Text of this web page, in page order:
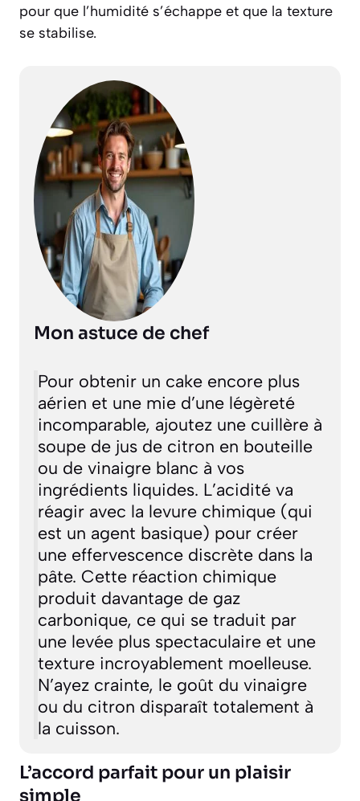
pour que l’humidité s’échappe et que la texture
se stabilise.
Mon astuce de chef
Pour obtenir un cake encore plus
aérien et une mie d’une légèreté
incomparable, ajoutez une cuillère à
soupe de jus de citron en bouteille
ou de vinaigre blanc à vos
ingrédients liquides. L’acidité va
réagir avec la levure chimique (qui
est un agent basique) pour créer
une effervescence discrète dans la
pâte. Cette réaction chimique
produit davantage de gaz
carbonique, ce qui se traduit par
une levée plus spectaculaire et une
texture incroyablement moelleuse.
N’ayez crainte, le goût du vinaigre
ou du citron disparaît totalement à
la cuisson.
L’accord parfait pour un plaisir
simple